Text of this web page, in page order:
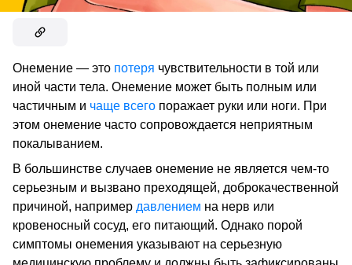
Онемение — это потеря чувствительности в той или
иной части тела. Онемение может быть полным или
частичным и чаще всего поражает руки или ноги. При
этом онемение часто сопровождается неприятным
покалыванием.
В большинстве случаев онемение не является чем-то
серьезным и вызвано преходящей, доброкачественной
причиной, например давлением на нерв или
кровеносный сосуд, его питающий. Однако порой
симптомы онемения указывают на серьезную